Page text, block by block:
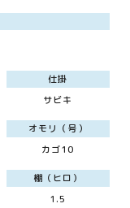
仕掛
サビキ
オモリ（号）
カゴ10
棚（ヒロ）
1.5